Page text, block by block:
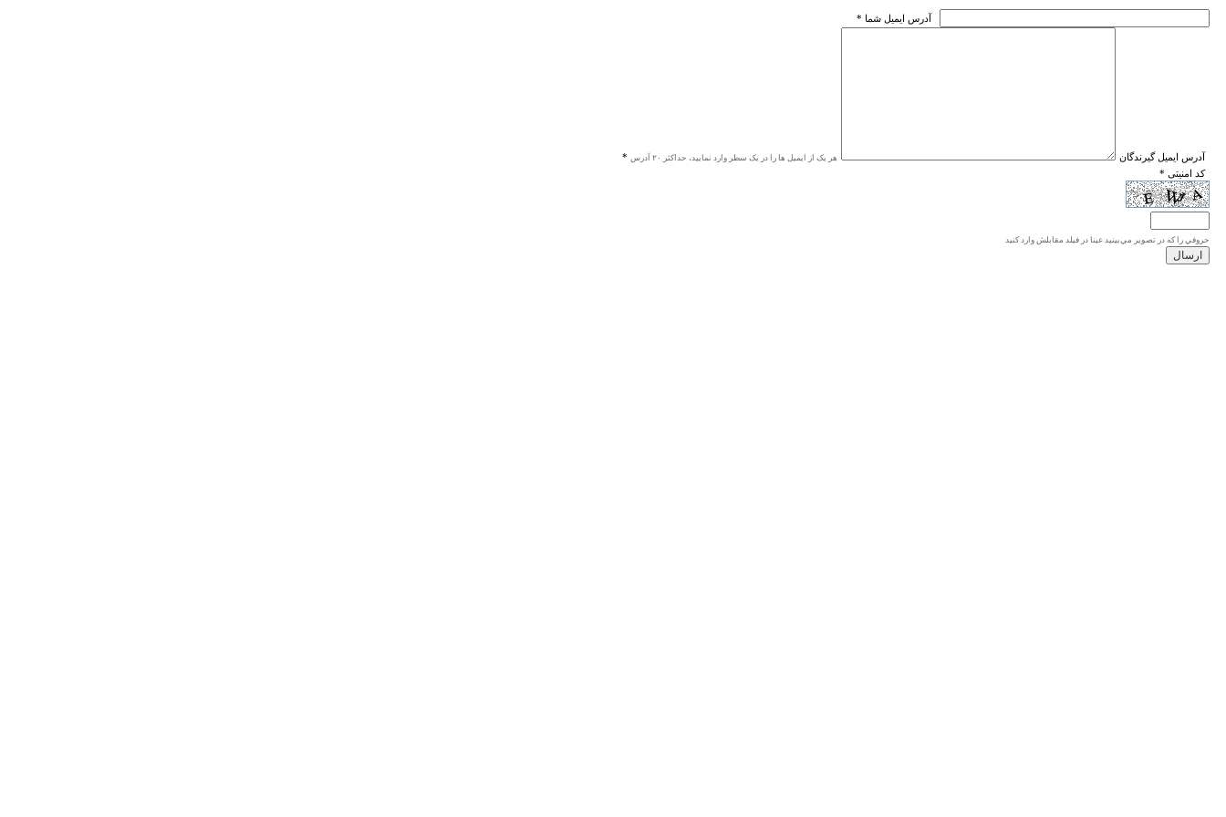
* آدرس ايميل شما
* آدرس ايميل گيرندگان هر یک از ایمیل ها را در یک سطر وارد نمایید، حداکثر ۲۰ آدرس
* کد امنیتی
حروفي را كه در تصوير مي‌بينيد عينا در فيلد مقابلش وارد كنيد